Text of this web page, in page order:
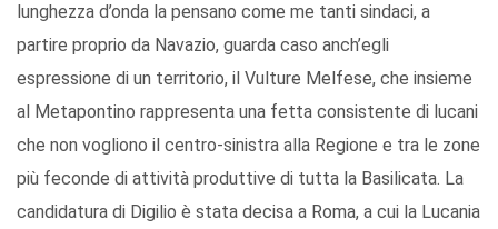
lunghezza d’onda la pensano come me tanti sindaci, a
partire proprio da Navazio, guarda caso anch’egli
espressione di un territorio, il Vulture Melfese, che insieme
al Metapontino rappresenta una fetta consistente di lucani
che non vogliono il centro-sinistra alla Regione e tra le zone
più feconde di attività produttive di tutta la Basilicata. La
candidatura di Digilio è stata decisa a Roma, a cui la Lucania